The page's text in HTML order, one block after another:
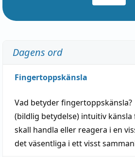
Dagens ord
Fingertoppskänsla
Vad betyderfingertoppskänsla?
(bildlig betydelse) intuitiv känsla
skall handla eller reagera i en
det väsentliga i ett visst